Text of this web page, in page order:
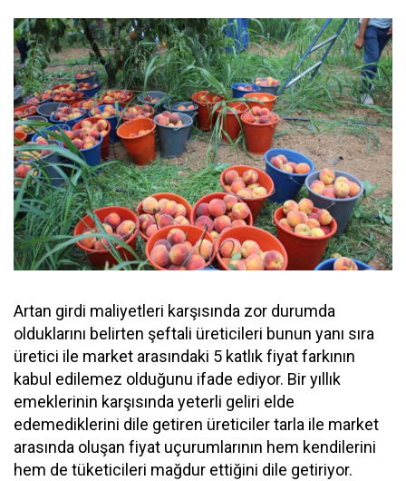
Artan girdi maliyetleri karşısında zor durumda
olduklarını belirten şeftali üreticileri bunun yanı sıra
üretici ile market arasındaki 5 katlık fiyat farkının
kabul edilemez olduğunu ifade ediyor. Bir yıllık
emeklerinin karşısında yeterli geliri elde
edemediklerini dile getiren üreticiler tarla ile market
arasında oluşan fiyat uçurumlarının hem kendilerini
hem de tüketicileri mağdur ettiğini dile getiriyor.